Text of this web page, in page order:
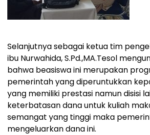
Selanjutnya sebagai ketua tim
ibu Nurwahida, S.Pd.,MA.Tesol
bahwa beasiswa ini merupakan
pemerintah yang diperuntukkan
yang memiliki prestasi namun disisi
keterbatasan dana untuk kuliah
semangat yang tinggi maka
mengeluarkan dana ini.